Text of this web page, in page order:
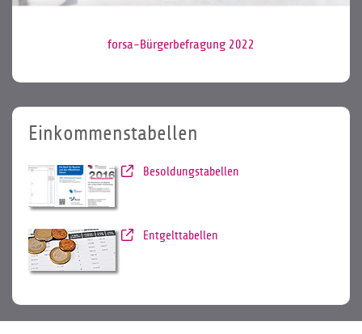
forsa-Bürgerbefragung 2022
Einkommenstabellen
Besoldungstabellen
Entgelttabellen